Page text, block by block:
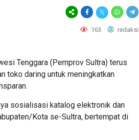
163 redaksi
Tenggara (Pemprov Sultra) terus
toko daring untuk meningkatkan
sosialisasi katalog elektronik dan
Kota se-Sultra, bertempat di